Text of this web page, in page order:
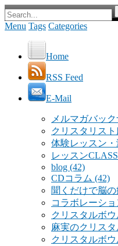
Menu Tags Categories
Home
RSS Feed
E-Mail
メルマガバッ
クリスタリス
体験レッスン・
レッスンCLASS
blog (42)
CDコラム (42)
聞くだけで脳
コラボレーシ
クリスタルボ
麻実のクリスタ
クリスタルボ